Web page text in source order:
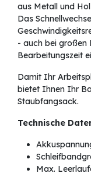
aus Metall und
Das
- auch bei großen
Bearbeitungszeit
Damit Ihr
bietet Ihnen Ihr
Staubfangsack.
Technische
Max.